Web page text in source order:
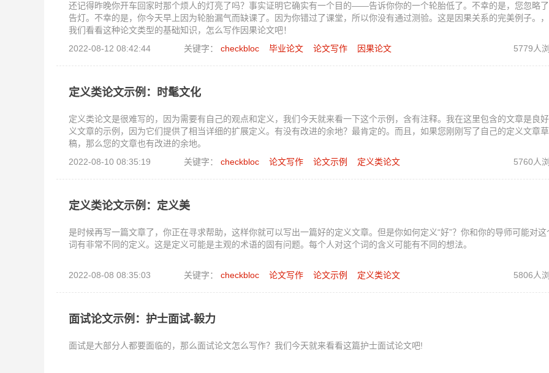
还记得昨晚你开车回家时那个烦人的灯亮了吗？事实证明它确实有一个目的——告诉你你的一个轮胎低了。不幸的是，您忽略
告灯。不幸的是，你今天早上因为轮胎漏气而缺课了。因为你错过了课堂，所以你没有通过测验。这是因果关系的完美例子。
我们看看这种论文类型的基础知识，怎么写作因果论文吧！
2022-08-12 08:42:44
关键字： checkbloc 毕业论文 论文写作 因果论文 5779人
定义类论文示例：时髦文化
定义类论文是很难写的，因为需要有自己的观点和定义，我们今天就来看一下这个示例，含有注释。我在这里包含的文章是良
义文章的示例，因为它们提供了相当详细的扩展定义。有没有改进的余地？最肯定的。而且，如果您刚刚写了自己的定义文章草
稿，那么您的文章也有改进的余地。
2022-08-10 08:35:19
关键字： checkbloc 论文写作 论文示例 定义类论文 5760人
定义类论文示例：定义美
是时候再写一篇文章了，你正在寻求帮助，这样你就可以写出一篇好的定义文章。但是你如何定义“好”？你和你的导师可能对这
词有非常不同的定义。这是定义可能是主观的术语的固有问题。每个人对这个词的含义可能有不同的想法。
2022-08-08 08:35:03 关键字： checkbloc 论文写作 论文示例 定义类论文 5806人
面试论文示例：护士面试-毅力
面试是大部分人都要面临的，那么面试论文怎么写作？我们今天就来看看这篇护士面试论文吧!